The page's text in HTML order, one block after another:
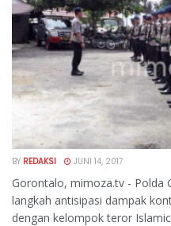
BY REDAKSI JUNI 14, 2017
Gorontalo, mimoza.tv - Polda
langkah antisipasi dampak
dengan kelompok teror